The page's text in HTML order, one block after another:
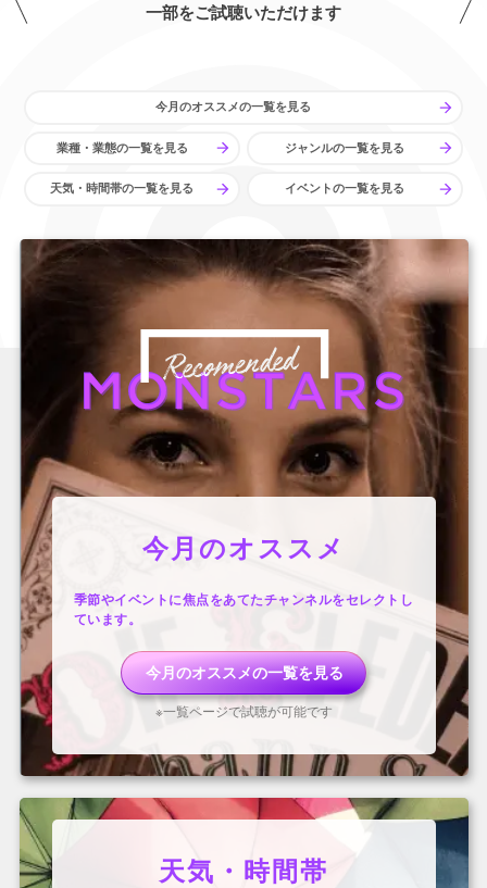
一部をご試聴いただけます
今月のオススメの一覧を見る
天気・時間帯の一覧を見る
業種・業態の一覧を見る ジャンルの一覧を見る
イベントの一覧を見る
今月のオススメ
季節やイベントに焦点をあてたチャンネルをセレクトし
ています。
今月のオススメの一覧を見る
※一覧ページで試聴が可能です
天気・時間帯